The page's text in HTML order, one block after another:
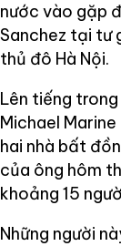
nước vào gặp
Sanchez tại tư
thủ đô Hà Nội.
Lên tiếng
Michael
hai nhà bất
của ông hôm
khoảng 15
Những người